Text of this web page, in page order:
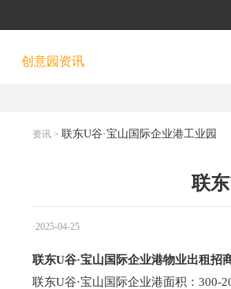
创意园资讯
资讯 > 联东U谷·宝山国际企业港工业园
联
·2025-04-25
联东U谷·宝山国际企业港物业出租招
联东U谷·宝山国际企业港面积：300-